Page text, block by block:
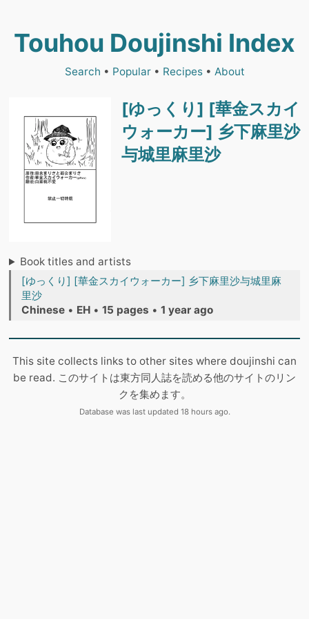
Touhou Doujinshi Index
Search • Popular• Recipes• About
[ゆっくり] [華金スカイ
ウォーカー] 乡下麻里沙
与城里麻里沙
Book titles and artists
[ゆっくり] [華金スカイウォーカー] 乡下麻里沙与城里麻
里沙
Chinese • EH • 15 pages • 1 year ago
This site collects links to other sites where doujinshi can
be read. このサイトは東方同人誌を読める他のサイトのリン
クを集めます。
Database was last updated 18 hours ago.